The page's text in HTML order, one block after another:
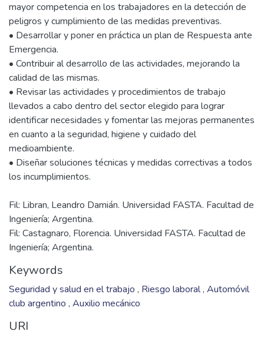
mayor competencia en los trabajadores en la detección de
peligros y cumplimiento de las medidas preventivas.
• Desarrollar y poner en práctica un plan de Respuesta ante
Emergencia.
• Contribuir al desarrollo de las actividades, mejorando la
calidad de las mismas.
• Revisar las actividades y procedimientos de trabajo
llevados a cabo dentro del sector elegido para lograr
identificar necesidades y fomentar las mejoras permanentes
en cuanto a la seguridad, higiene y cuidado del
medioambiente.
• Diseñar soluciones técnicas y medidas correctivas a todos
Fil: Libran, Leandro Damián. Universidad FASTA. Facultad de
Ingeniería; Argentina.
Fil: Castagnaro, Florencia. Universidad FASTA. Facultad de
Ingeniería; Argentina.
Keywords
Seguridad y salud en el trabajo , Riesgo laboral, Automóvil
club argentino , Auxilio mecánico
URI